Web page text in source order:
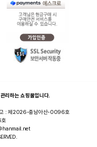
리하는 쇼핑몰입니다.
: 제2026-충남아산-0096호
호